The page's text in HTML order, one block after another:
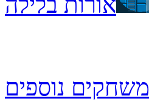
משחקים נוספים